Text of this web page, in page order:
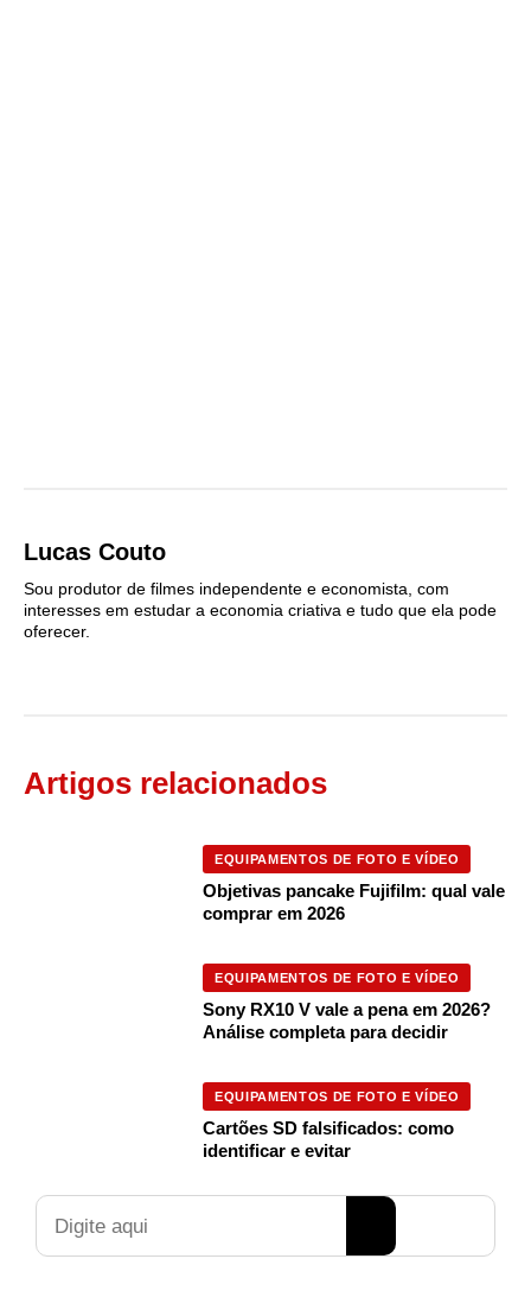
Lucas Couto
Sou produtor de filmes independente e economista, com
interesses em estudar a economia criativa e tudo que ela pode
oferecer.
Artigos relacionados
EQUIPAMENTOS DE FOTO E VÍDEO
Objetivas pancake Fujifilm: qual vale
comprar em 2026
EQUIPAMENTOS DE FOTO E VÍDEO
Sony RX10 V vale a pena em 2026?
Análise completa para decidir
EQUIPAMENTOS DE FOTO E VÍDEO
Cartões SD falsificados: como
identificar e evitar
Pesquisar